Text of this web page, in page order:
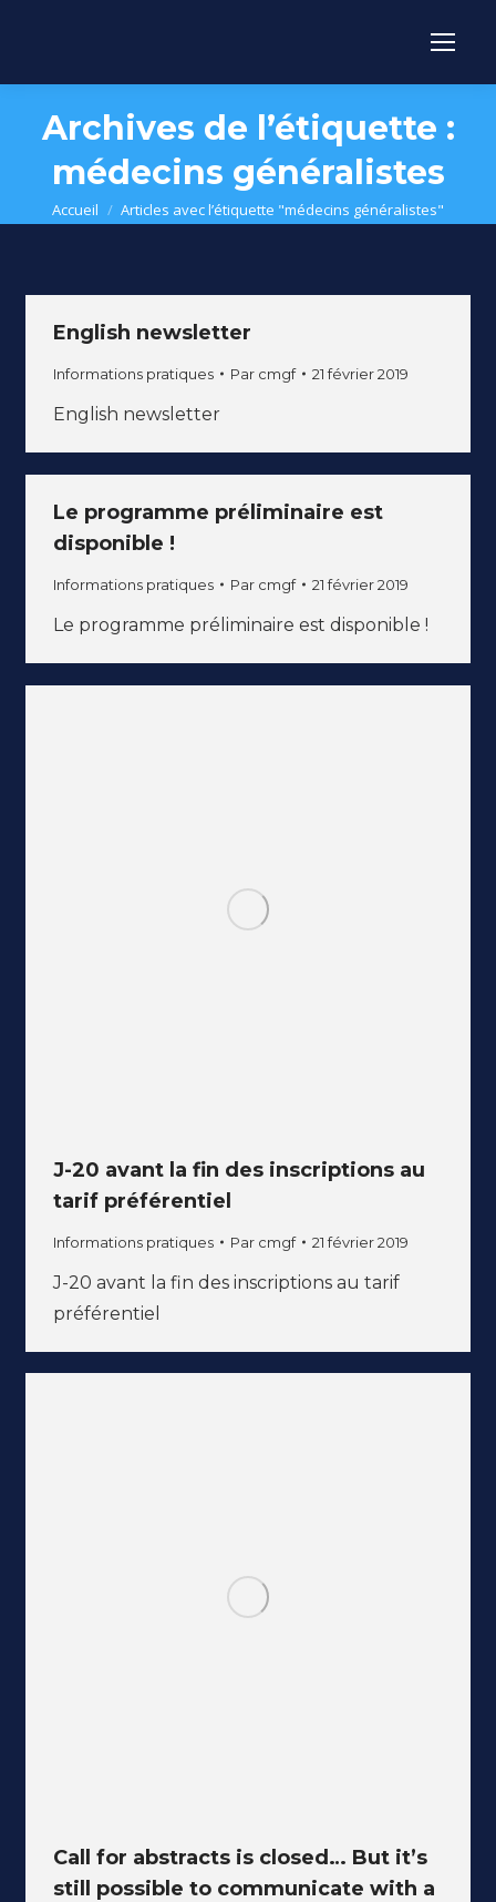
Archives de l’étiquette :
médecins généralistes
Vous êtes ici :
Accueil Articles avec l’étiquette "médecins généralistes"
English newsletter
Informations pratiques Par cmgf 21 février 2019
English newsletter
Le programme préliminaire est
disponible !
Informations pratiques Par cmgf 21 février 2019
Le programme préliminaire est disponible !
J-20 avant la fin des inscriptions au
tarif préférentiel
Informations pratiques Par cmgf 21 février 2019
J-20 avant la fin des inscriptions au tarif
préférentiel
Call for abstracts is closed… But it’s
still possible to communicate with a